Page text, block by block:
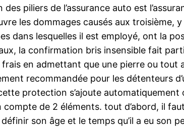
piliers de l’assurance auto est
les dommages causés aux troisième,
dans lesquelles il est employé, ont la
la confirmation bris insensible fait
en admettant que une pierre ou
recommandée pour les détenteurs
protection s’ajoute
de 2 éléments. tout d’abord, il
son âge et le temps qu’il a eu son